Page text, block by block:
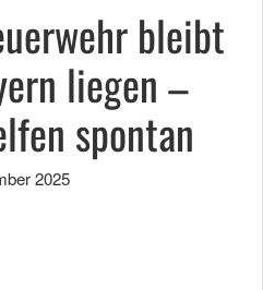
bleibt
liegen –
spontan
2025